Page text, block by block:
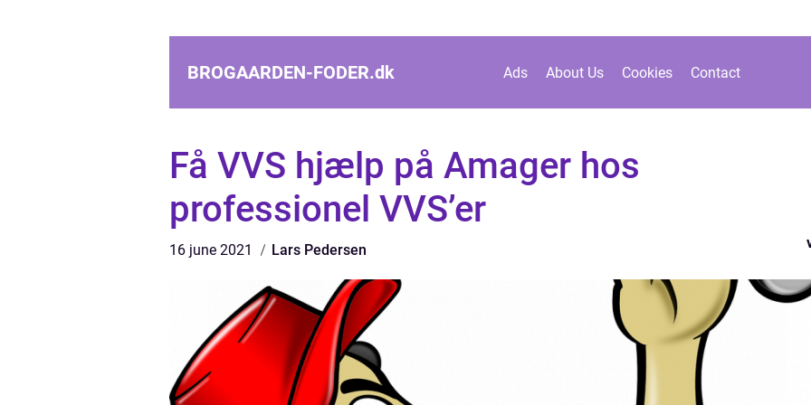
BROGAARDEN-FODER.dk Ads About Us Cookies Contact
Få VVS hjælp på Amager hos
professionel VVS’er
16 june 2021 Lars Pedersen